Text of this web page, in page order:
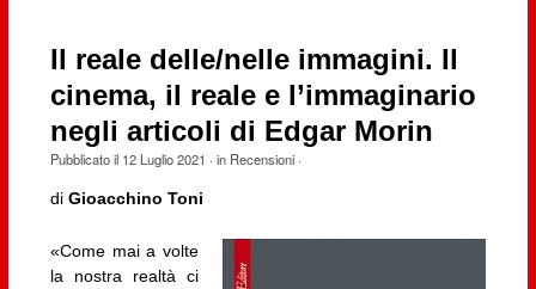
Il reale delle/nelle immagini. Il
cinema, il reale e l’immaginario
negli articoli di Edgar Morin
Pubblicato il 12 Luglio 2021 · in Recensioni·
di Gioacchino Toni
«Come mai a volte
la nostra realtà ci